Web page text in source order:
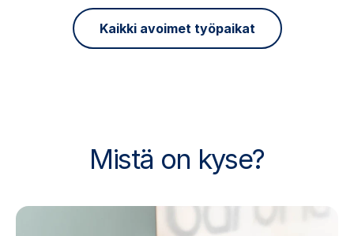
Kaikki avoimet työpaikat
Mistä on kyse?